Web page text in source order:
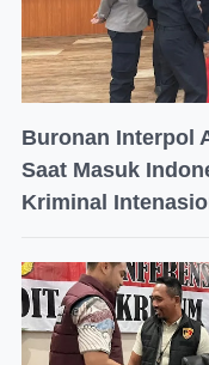
Buronan Interpol
Saat Masuk
Kriminal